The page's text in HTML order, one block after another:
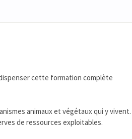
cette formation complète
animaux et végétaux qui y vivent.
de ressources exploitables.